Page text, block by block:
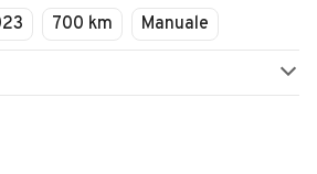
700 km Manuale